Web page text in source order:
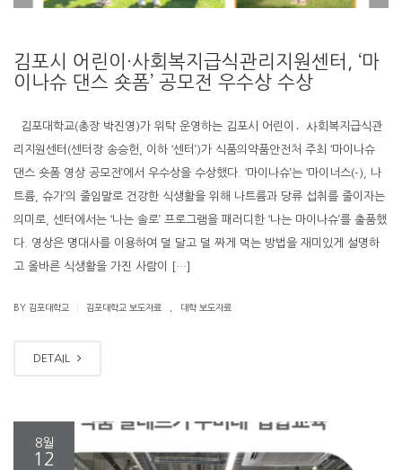
김포시 어린이·사회복지급식관리지원센터, ‘마
이나슈 댄스 숏폼’ 공모전 우수상 수상
김포대학교(총장 박진영)가 위탁 운영하는 김포시 어린이사〮회복지급식관
리지원센터(센터장 송승헌, 이하 ‘센터’)가 식품의약품안전처 주최 ‘마이나슈
댄스 숏폼 영상 공모전’에서 우수상을 수상했다. ‘마이나슈’는 ‘마이너스(-), 나
트륨, 슈가’의 줄임말로 건강한 식생활을 위해 나트륨과 당류 섭취를 줄이자는
의미로, 센터에서는 ‘나는 솔로’ 프로그램을 패러디한 ‘나는 마이나슈’를 출품했
다. 영상은 명대사를 이용하여 덜 달고 덜 짜게 먹는 방법을 재미있게 설명하
고 올바른 식생활을 가진 사람이 […]
BY 김포대학교 김포대학교 보도자료 대학 보도자료
DETAIL
8월
12